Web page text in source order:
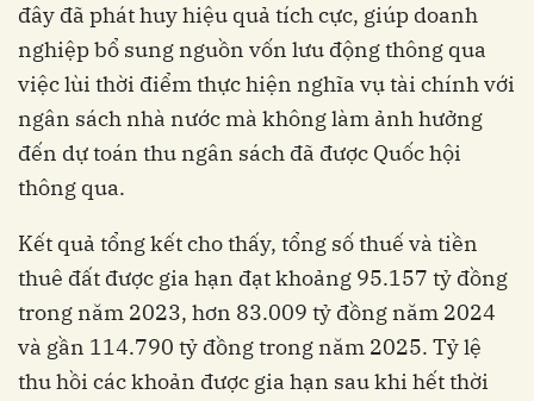
đây đã phát huy hiệu quả tích cực, giúp doanh
nghiệp bổ sung nguồn vốn lưu động thông qua
việc lùi thời điểm thực hiện nghĩa vụ tài chính với
ngân sách nhà nước mà không làm ảnh hưởng
đến dự toán thu ngân sách đã được Quốc hội
thông qua.
Kết quả tổng kết cho thấy, tổng số thuế và tiền
thuê đất được gia hạn đạt khoảng 95.157 tỷ đồng
trong năm 2023, hơn 83.009 tỷ đồng năm 2024
và gần 114.790 tỷ đồng trong năm 2025. Tỷ lệ
thu hồi các khoản được gia hạn sau khi hết thời